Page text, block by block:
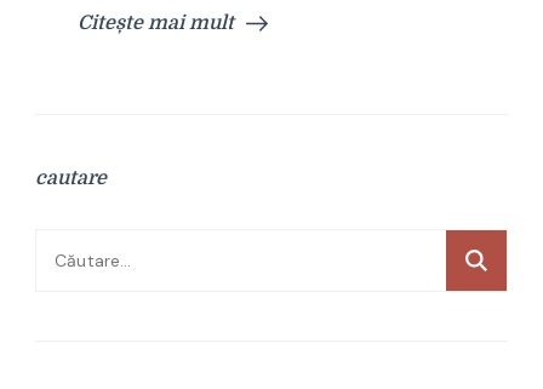
Citește mai mult
cautare
Caută